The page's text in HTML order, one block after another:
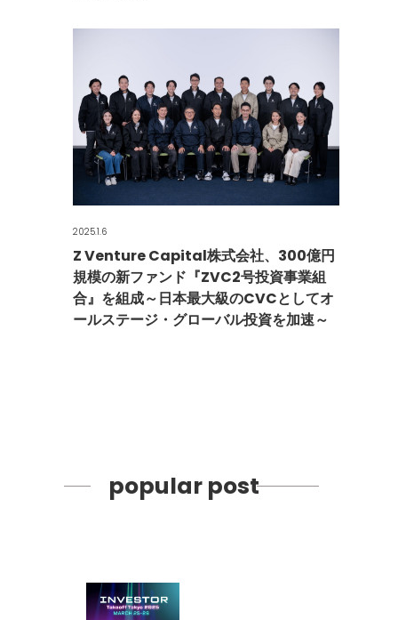
2025.1.6
Z Venture Capital株式会社、300億円
規模の新ファンド『ZVC2号投資事業組
合』を組成～日本最大級のCVCとしてオ
ールステージ・グローバル投資を加速～
popular post